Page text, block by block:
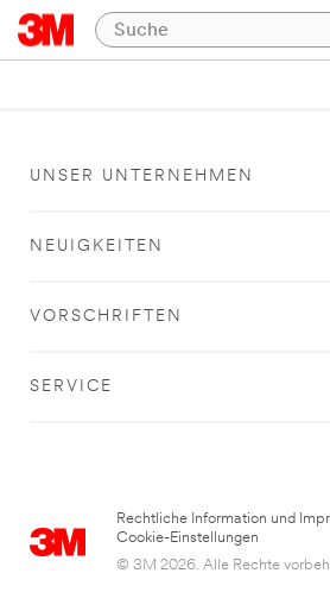
UNSER UNTERNEHMEN
NEUIGKEITEN
VORSCHRIFTEN
SERVICE
Rechtliche Information und
Cookie-Einstellungen
© 3M 2026. Alle Rechte